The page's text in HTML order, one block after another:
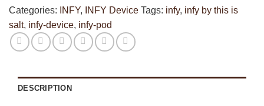
Categories: INFY, INFY Device Tags: infy, infy by this is
salt, infy-device, infy-pod
DESCRIPTION